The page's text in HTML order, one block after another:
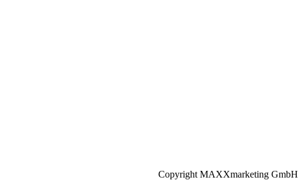
Copyright MAXXmarketing GmbH